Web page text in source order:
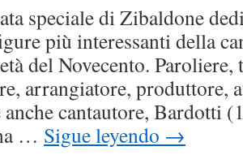
speciale di Zibaldone
più interessanti della
del Novecento.
arrangiatore, produttore,
cantautore, Bardotti
… Sigue leyendo →